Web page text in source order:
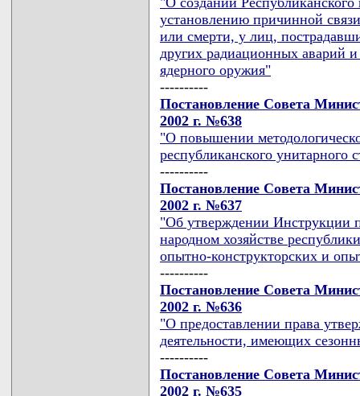
установлению причинной
или смерти, у лиц,
других радиационных аварий и
ядерного оружия"
----------
Постановление Совета
2002 г. №638
"О повышении
республиканского унитарного
----------
Постановление Совета
2002 г. №637
"Об утверждении Инструкции
народном хозяйстве
опытно-конструкторских и
----------
Постановление Совета
2002 г. №636
"О предоставлении права
деятельности, имеющих
----------
Постановление Совета
2002 г. №635